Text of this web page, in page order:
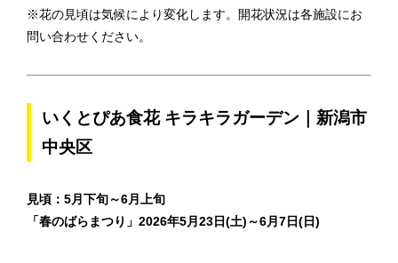
※花の見頃は気候により変化します。開花状況は各施設にお
問い合わせください。
いくとぴあ食花 キラキラガーデン｜新潟市
中央区
見頃：5月下旬～6月上旬
「春のばらまつり」2026年5月23日(土)～6月7日(日)